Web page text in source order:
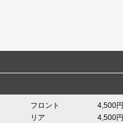
フロント
4,500円
リア
4,500円